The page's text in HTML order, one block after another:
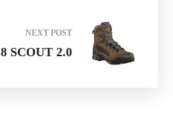
NEXT POST
SCOUT 2.0